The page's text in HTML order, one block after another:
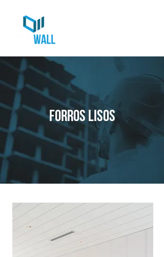
forros lisos